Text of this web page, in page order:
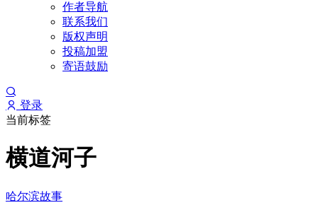
作者导航
联系我们
版权声明
投稿加盟
寄语鼓励
登录
当前标签
横道河子
哈尔滨故事